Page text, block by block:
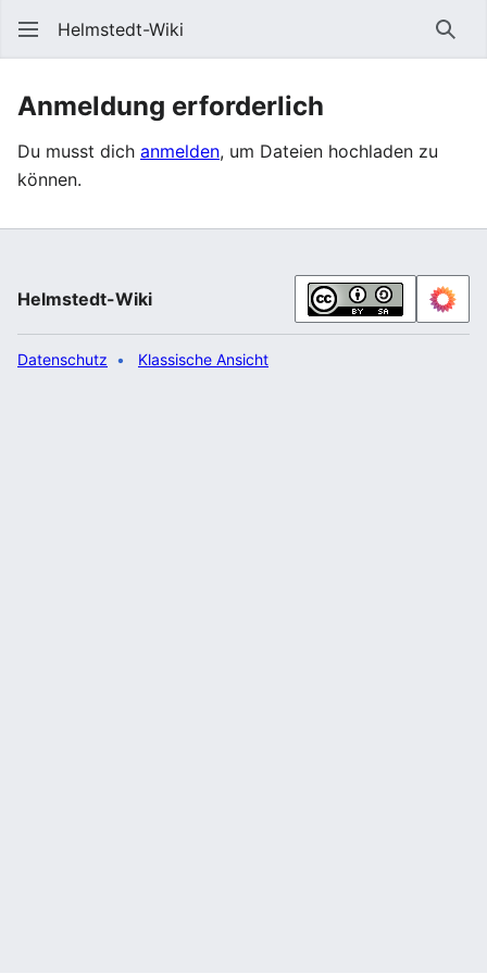
Helmstedt-Wiki
Anmeldung erforderlich
Du musst dich anmelden, um Dateien hochladen zu
können.
Helmstedt-Wiki
Datenschutz Klassische Ansicht